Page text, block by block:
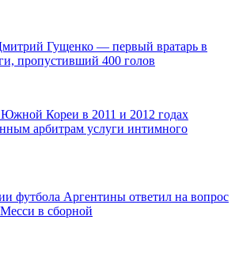
Гущенко — первый вратарь в
пропустивший 400 голов
Кореи в 2011 и 2012 годах
арбитрам услуги интимного
футбола Аргентины ответил на вопрос
в сборной